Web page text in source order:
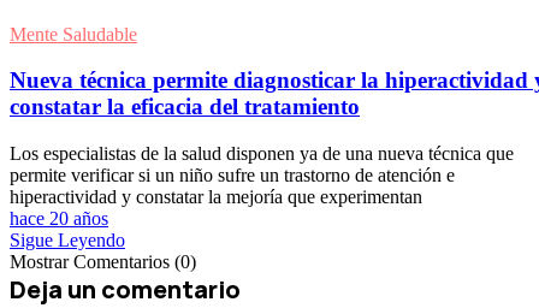
Mente Saludable
Nueva técnica permite diagnosticar la hiperactividad
constatar la eficacia del tratamiento
Los especialistas de la salud disponen ya de una nueva técnica que
permite verificar si un niño sufre un trastorno de atención e
hiperactividad y constatar la mejoría que experimentan
hace 20 años
Sigue Leyendo
Mostrar Comentarios (0)
Deja un comentario